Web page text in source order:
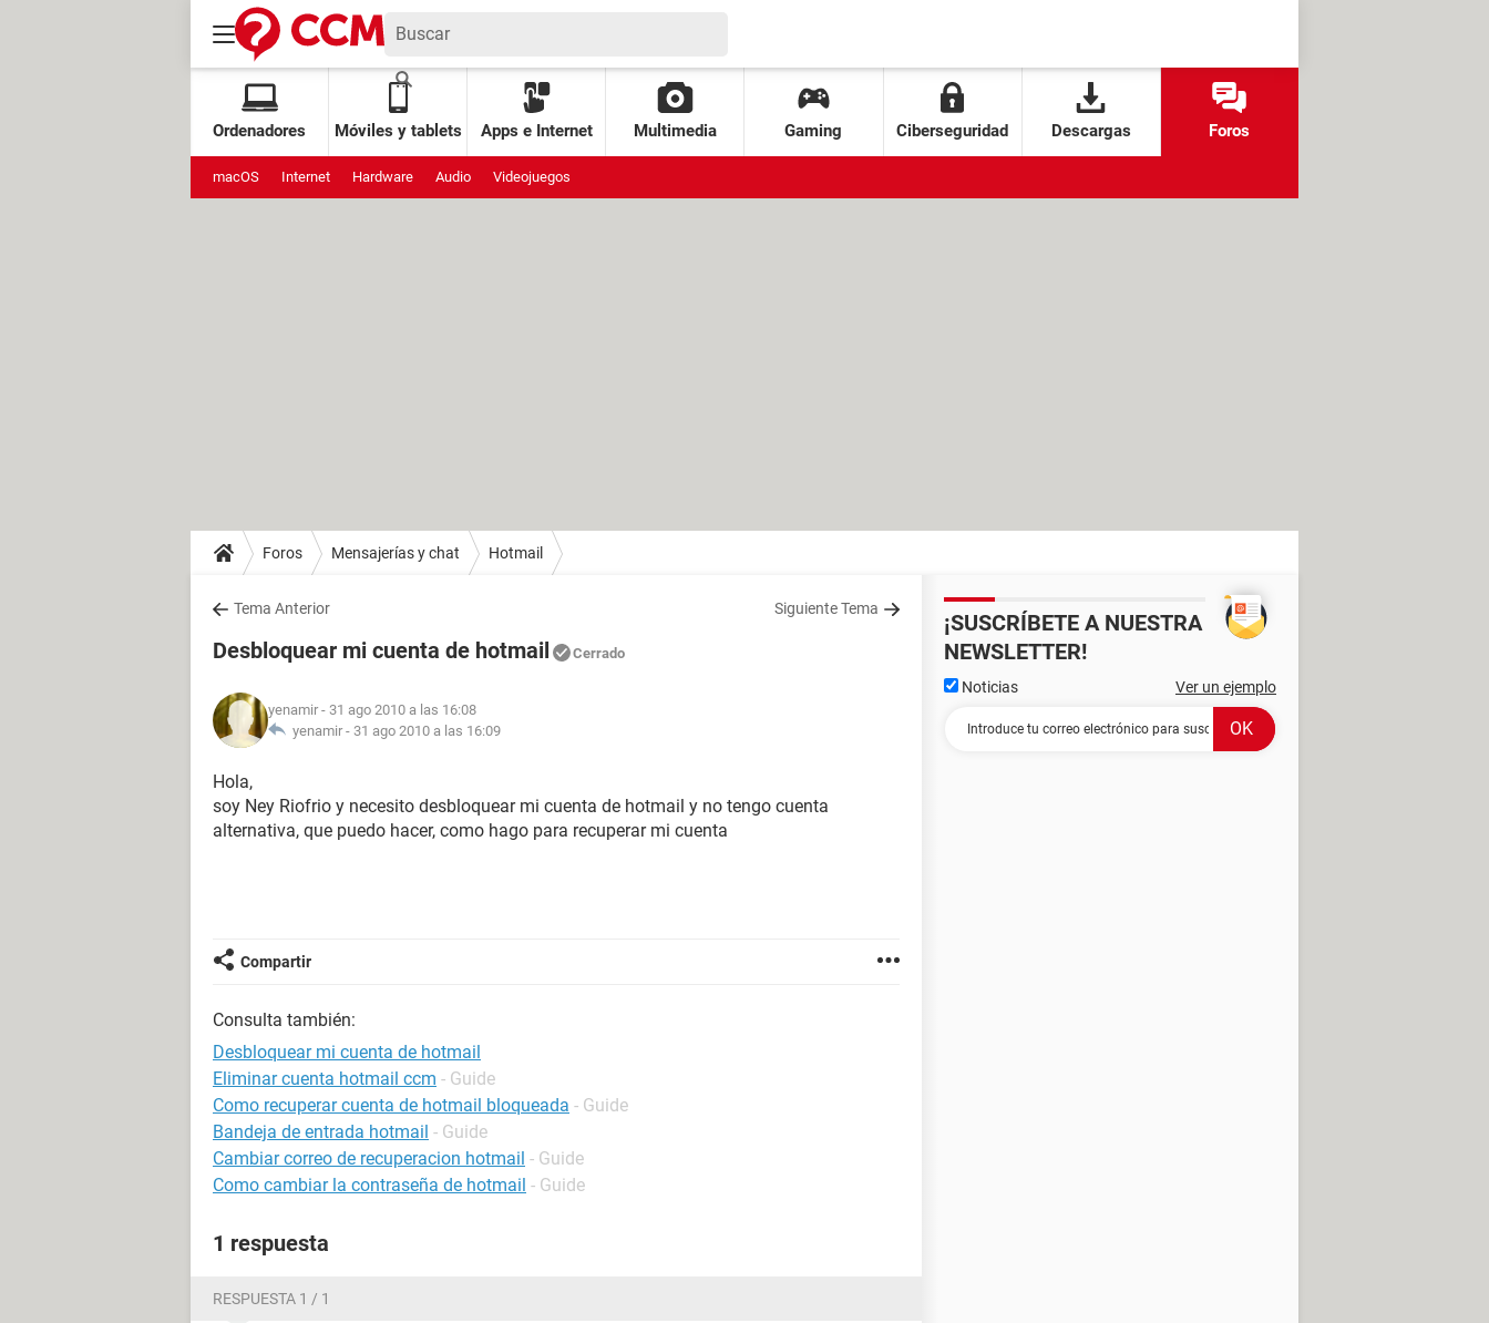
Ordenadores Móviles y tablets Apps e Internet Multimedia Gaming Ciberseguridad Descargas Foros
macOS Internet Hardware Audio Videojuegos
Foros Mensajerías y chat Hotmail
Tema Anterior Siguiente Tema
Desbloquear mi cuenta de hotmail Cerrado
yenamir - 31 ago 2010 a las 16:08
yenamir - 31 ago 2010 a las 16:09
Hola,
soy Ney Riofrio y necesito desbloquear mi cuenta de hotmail y no tengo cuenta
alternativa, que puedo hacer, como hago para recuperar mi cuenta
Compartir
Consulta también:
Desbloquear mi cuenta de hotmail
Eliminar cuenta hotmail ccm - Guide
Como recuperar cuenta de hotmail bloqueada - Guide
Bandeja de entrada hotmail - Guide
Cambiar correo de recuperacion hotmail - Guide
Como cambiar la contraseña de hotmail - Guide
1 respuesta
RESPUESTA 1 / 1
¡SUSCRÍBETE A NUESTRA
NEWSLETTER!
Noticias Ver un ejemplo